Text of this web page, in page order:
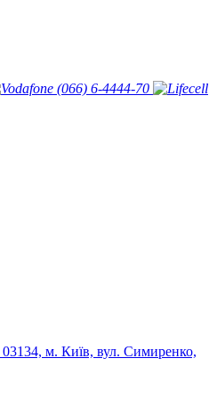
(066) 6-4444-70
03134, м. Київ, вул. Симиренко,